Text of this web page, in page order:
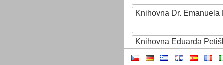
Knihovna Dr. Emanuela
Knihovna Eduarda